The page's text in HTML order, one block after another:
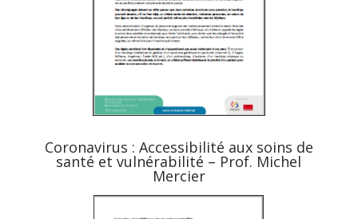
Coronavirus : Accessibilité aux soins de
santé et vulnérabilité – Prof. Michel
Mercier